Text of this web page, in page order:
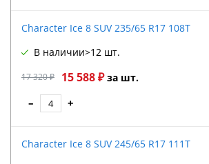
Character Ice 8 SUV 235/65 R17 108T
17 320 ₽ 15 588 ₽за шт.
В наличии>12 шт.
– +
Character Ice 8 SUV 245/65 R17 111T